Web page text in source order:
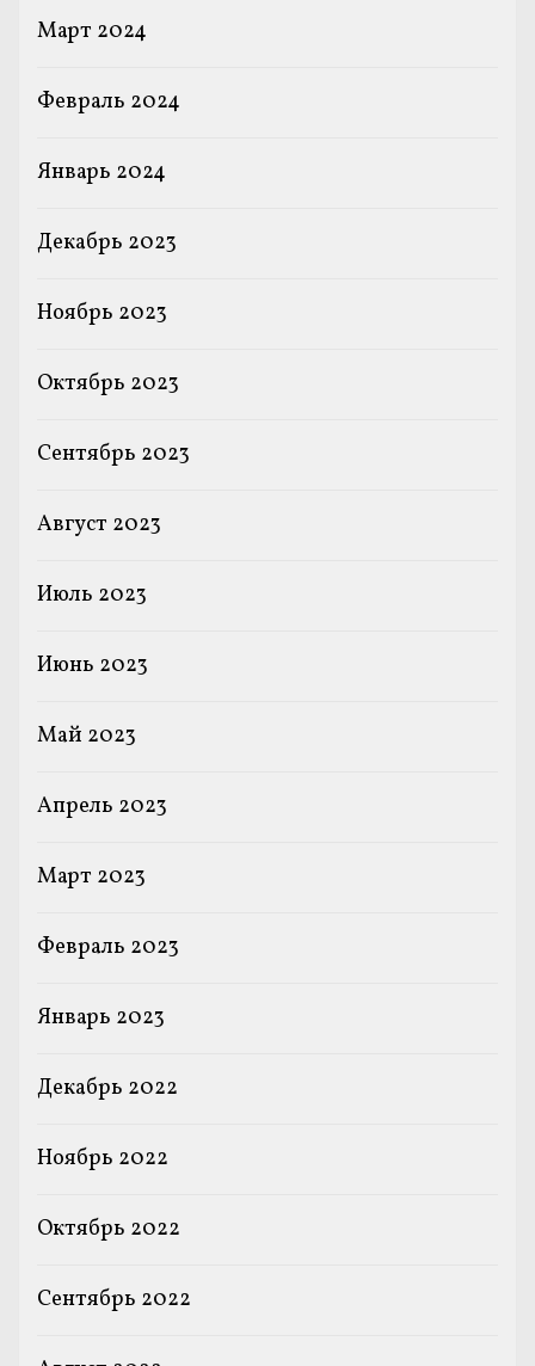
Март 2024
Февраль 2024
Январь 2024
Декабрь 2023
Ноябрь 2023
Октябрь 2023
Сентябрь 2023
Август 2023
Июль 2023
Июнь 2023
Май 2023
Апрель 2023
Март 2023
Февраль 2023
Январь 2023
Декабрь 2022
Ноябрь 2022
Октябрь 2022
Сентябрь 2022